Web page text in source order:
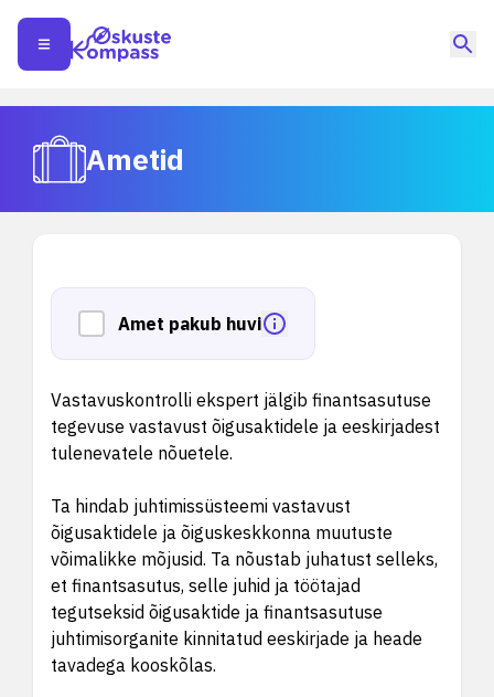
Ametid
Amet pakub huvi
Vastavuskontrolli ekspert jälgib finantsasutuse
tegevuse vastavust õigusaktidele ja eeskirjadest
tulenevatele nõuetele.
Ta hindab juhtimissüsteemi vastavust
õigusaktidele ja õiguskeskkonna muutuste
võimalikke mõjusid. Ta nõustab juhatust selleks,
et finantsasutus, selle juhid ja töötajad
tegutseksid õigusaktide ja finantsasutuse
juhtimisorganite kinnitatud eeskirjade ja heade
tavadega kooskõlas.